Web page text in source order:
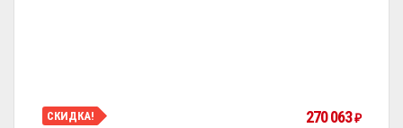
СКИДКА! 270 063 ₽